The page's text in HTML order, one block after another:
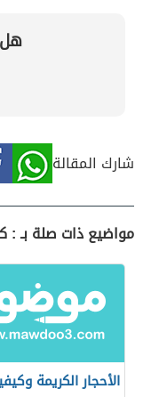
شارك المقالة
مواضيع ذات صلة بـ :
الأحجار الكريمة